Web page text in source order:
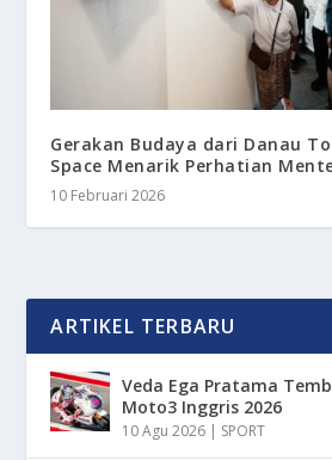
Gerakan Budaya dari Danau
Space Menarik Perhatian
10 Februari 2026
ARTIKEL TERBARU
Veda Ega Pratama
Moto3 Inggris 2026
10 Agu 2026 | SPORT